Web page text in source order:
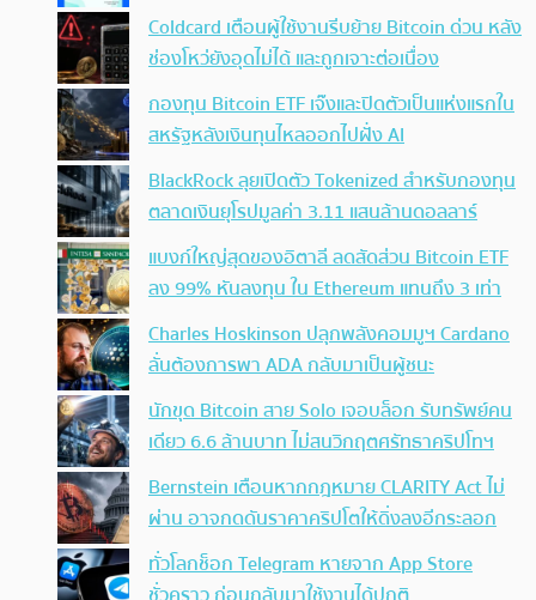
Coldcard เตือนผู้ใช้งานรีบย้าย Bitcoin ด่วน หลัง
ช่องโหว่ยังอุดไม่ได้ และถูกเจาะต่อเนื่อง
กองทุน Bitcoin ETF เจ๊งและปิดตัวเป็นแห่งแรกใน
สหรัฐหลังเงินทุนไหลออกไปฝั่ง AI
BlackRock ลุยเปิดตัว Tokenized สำหรับกองทุน
ตลาดเงินยุโรปมูลค่า 3.11 แสนล้านดอลลาร์
แบงก์ใหญ่สุดของอิตาลี ลดสัดส่วน Bitcoin ETF
ลง 99% หันลงทุน ใน Ethereum แทนถึง 3 เท่า
Charles Hoskinson ปลุกพลังคอมมูฯ Cardano
ลั่นต้องการพา ADA กลับมาเป็นผู้ชนะ
นักขุด Bitcoin สาย Solo เจอบล็อก รับทรัพย์คน
เดียว 6.6 ล้านบาท ไม่สนวิกฤตศรัทธาคริปโทฯ
Bernstein เตือนหากกฎหมาย CLARITY Act ไม่
ผ่าน อาจกดดันราคาคริปโตให้ดิ่งลงอีกระลอก
ทั่วโลกช็อก Telegram หายจาก App Store